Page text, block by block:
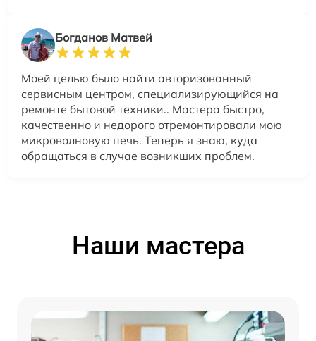
Богданов Матвей
Моей целью было найти авторизованный
сервисным центром, специализирующийся на
ремонте бытовой техники.. Мастера быстро,
качественно и недорого отремонтировали мою
микроволновую печь. Теперь я знаю, куда
обращаться в случае возникших проблем.
Наши мастера